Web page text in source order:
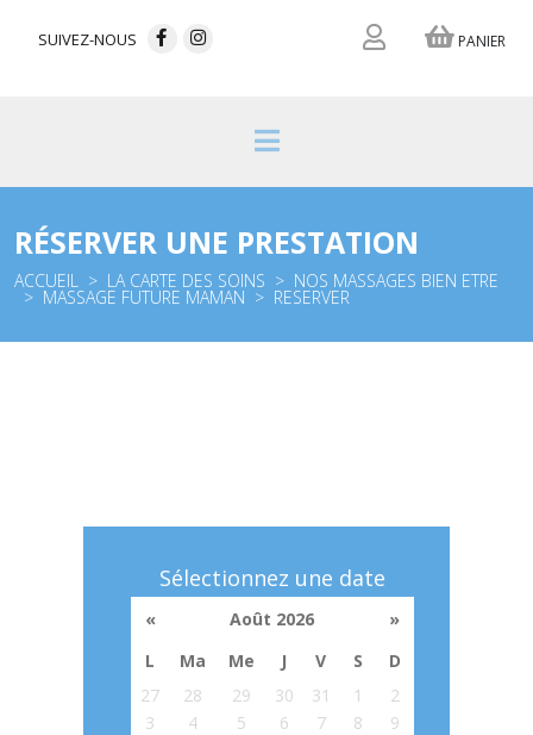
SUIVEZ-NOUS PANIER
RÉSERVER UNE PRESTATION
ACCUEIL LA CARTE DES SOINS NOS MASSAGES BIEN ETRE
MASSAGE FUTURE MAMAN RESERVER
Sélectionnez une date
« Août 2026
»
L
Ma Me J V S
D
27
28 29 30 31 1
2
3
4 5 6 7 8
9